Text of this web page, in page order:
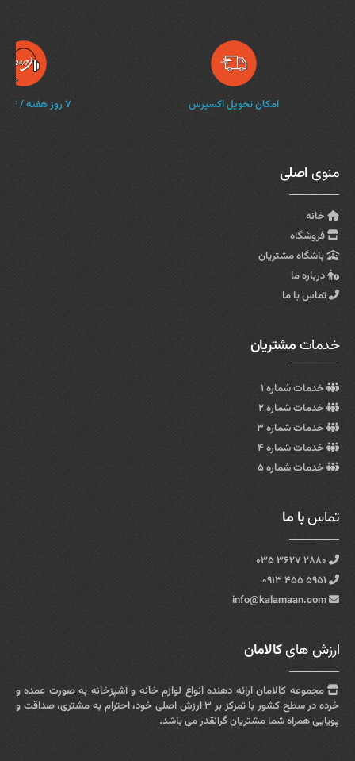
امکان تحویل اکسپرس ۷ روز هفته / ۲۴ ساعته
منویاصلی
خانه
فروشگاه
باشگاه مشتریان
درباره ما
تماس با ما
خدمات مشتریان
خدمات شماره ۱
خدمات شماره ۲
خدمات شماره ۳
خدمات شماره ۴
خدمات شماره ۵
تماسبا ما
info@kalamaan.com
ارزش هایکالامان
مجموعه کالامان ارائه دهنده انواع لوازم خانه و آشپزخانه به صورت عمده و
خرده در سطح کشور با تمرکز بر ۳ ارزش اصلی خود، احترام به مشتری، صداقت و
پویایی همراه شما مشتریان گرانقدر می باشد.